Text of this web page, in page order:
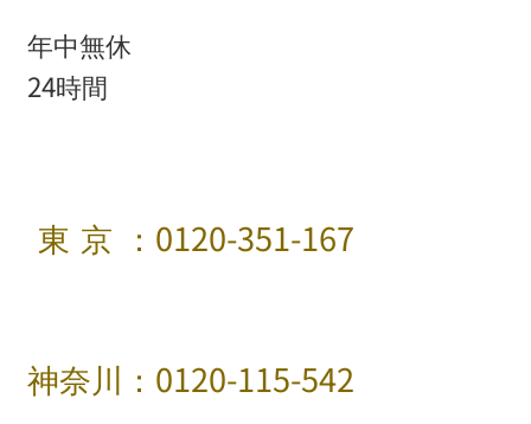
年中無休
24時間
東京 ：0120-351-167
神奈川：0120-115-542